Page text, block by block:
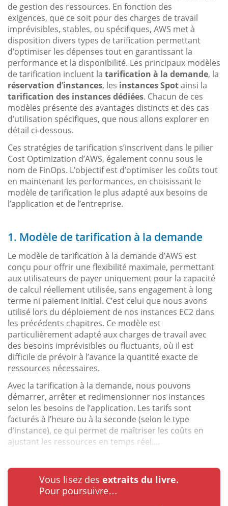
de gestion des ressources. En fonction des
exigences, que ce soit pour des charges de travail
imprévisibles, stables, ou spécifiques, AWS met à
disposition divers types de tarification permettant
d’optimiser les dépenses tout en garantissant la
performance et la disponibilité. Les principaux modèles
de tarification incluent la tarification à la demande, la
réservation d’instances, les instances Spotainsi la
tarification des instances dédiées. Chacun de ces
modèles présente des avantages distincts et des cas
d’utilisation spécifiques, que nous allons explorer en
détail ci-dessous.
Ces stratégies de tarification s’inscrivent dans le pilier
Cost Optimization d’AWS, également connu sous le
nom de FinOps. L’objectif est d’optimiser les coûts tout
en maintenant les performances, en choisissant le
modèle de tarification le plus adapté aux besoins de
l’application et de l’entreprise.
1. Modèle de tarification à la demande
Le modèle de tarification à la demande d’AWS est
conçu pour offrir une flexibilité maximale, permettant
aux utilisateurs de payer uniquement pour la capacité
de calcul réellement utilisée, sans engagement à long
terme ni paiement initial. C’est celui que nous avons
utilisé lors du déploiement de nos instances EC2 dans
les précédents chapitres. Ce modèle est
particulièrement adapté aux charges de travail avec
des besoins imprévisibles ou fluctuants, où il est
difficile de prévoir à l’avance la quantité exacte de
ressources nécessaires.
Avec la tarification à la demande, nous pouvons
démarrer, arrêter et redimensionner nos instances
selon les besoins de l’application. Les tarifs sont
facturés à l’heure ou à la seconde (selon le type
d’instance), ce qui permet de maîtriser les coûts en
ajustant les ressources en temps réel....
Vous lisez des extraits du livre.
Pour poursuivre…